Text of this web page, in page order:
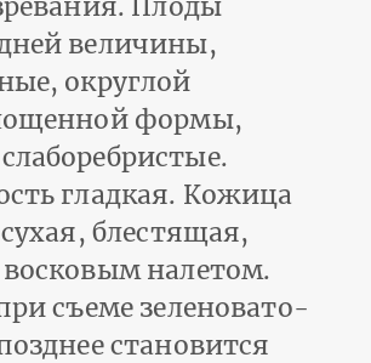
величины,
округлой
формы,
гладкая. Кожица
блестящая,
налетом.
съеме зеленовато-
становится